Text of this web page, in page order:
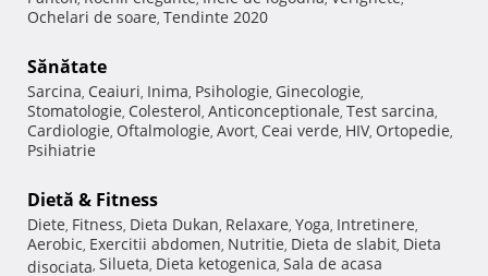
Ochelari de soare, Tendinte 2020
Sănătate
Sarcina, Ceaiuri, Inima, Psihologie, Ginecologie,
Stomatologie, Colesterol, Anticonceptionale, Test sarcina,
Cardiologie, Oftalmologie, Avort, Ceai verde, HIV, Ortopedie,
Psihiatrie
Dietă & Fitness
Diete, Fitness, Dieta Dukan, Relaxare, Yoga, Intretinere,
Aerobic, Exercitii abdomen, Nutritie, Dieta de slabit, Dieta
disociata, Silueta, Dieta ketogenica, Sala de acasa